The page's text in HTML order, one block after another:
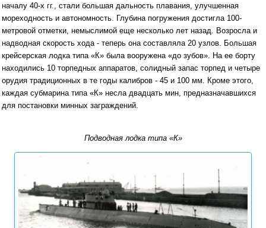
началу 40-х гг., стали большая дальность плавания, улучшенная
мореходность и автономность. Глубина погружения достигла 100-
метровой отметки, немыслимой еще несколько лет назад. Возросла и
надводная скорость хода - теперь она составляла 20 узлов. Большая
крейсерская лодка типа «К» была вооружена «до зубов». На ее борту
находились 10 торпедных аппаратов, солидный запас торпед и четыре
орудия традиционных в те годы калибров - 45 и 100 мм. Кроме этого,
каждая субмарина типа «К» несла двадцать мин, предназначавшихся
для постановки минных заграждений.
Подводная лодка типа «К»